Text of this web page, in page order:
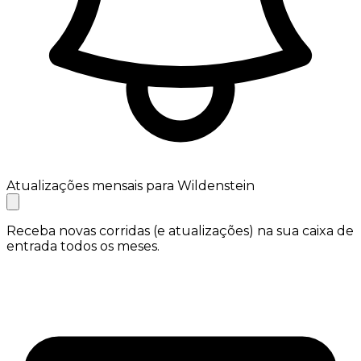
Atualizações mensais para Wildenstein
Receba novas corridas (e atualizações) na sua caixa de
entrada todos os meses.